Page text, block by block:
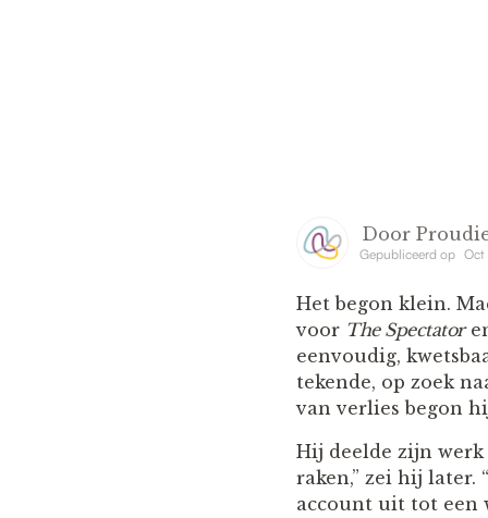
Door
Gepubliceerd op Oct
Het begon klein.
voor The Spectator
eenvoudig,
tekende, op zoek
van verlies begon
Hij deelde zijn
raken,” zei hij later.
account uit tot een